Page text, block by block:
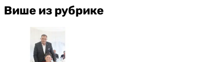
Више из рубрике